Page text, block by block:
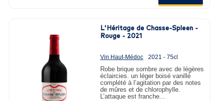
L'Héritage de Chasse-Spleen -
Rouge - 2021
Vin Haut-Médoc 2021 - 75cl
Robe brique sombre avec de légères
éclaircies. un léger boisé vanillé
complété à l’agitation par des notes
de mûres et de chlorophylle.
L’attaque est franche...